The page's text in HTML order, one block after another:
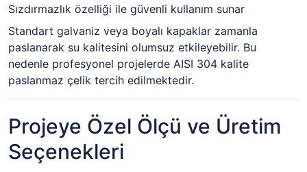
Sızdırmazlık özelliği ile güvenli kullanım sunar
Standart galvaniz veya boyalı kapaklar zamanla
paslanarak su kalitesini olumsuz etkileyebilir. Bu
nedenle profesyonel projelerde AISI 304 kalite
paslanmaz çelik tercih edilmektedir.
Projeye Özel Ölçü ve Üretim
Seçenekleri